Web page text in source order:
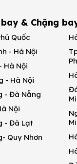
bay & Chặng
Quốc
- Hà Nội
Hà Nội
- Hà Nội
- Đà Nẵng
Nội
- Đà Lạt
Quy Nhơn